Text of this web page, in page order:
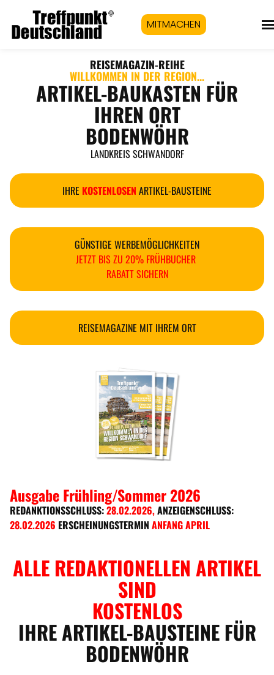
MITMACHEN
REISEMAGAZIN-REIHE
WILLKOMMEN IN DER REGION...
ARTIKEL-BAUKASTEN FÜR
IHREN ORT
BODENWÖHR
LANDKREIS SCHWANDORF
IHRE KOSTENLOSEN ARTIKEL-BAUSTEINE
GÜNSTIGE WERBEMÖGLICHKEITEN
JETZT BIS ZU 20% FRÜHBUCHER
RABATT SICHERN
REISEMAGAZINE MIT IHREM ORT
Ausgabe Frühling/Sommer 2026
REDANKTIONSSCHLUSS:28.02.2026,ANZEIGENSCHLUSS:
28.02.2026 ERSCHEINUNGSTERMIN ANFANG APRIL
ALLE REDAKTIONELLEN ARTIKEL
SIND
KOSTENLOS
IHRE ARTIKEL-BAUSTEINE FÜR
BODENWÖHR